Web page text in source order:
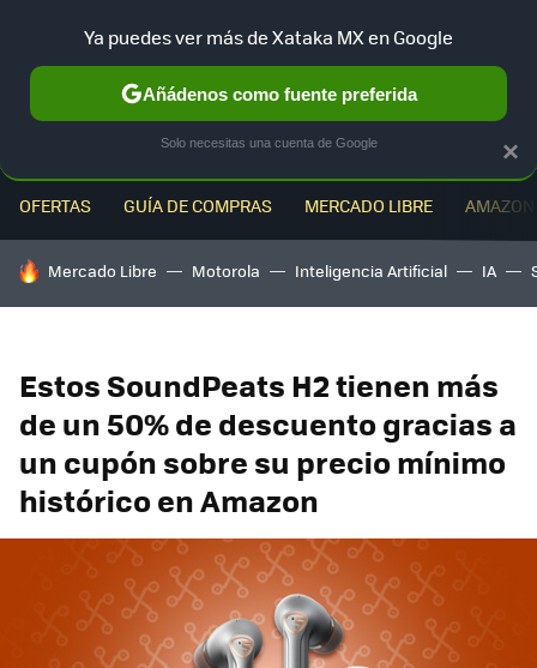
OFERTAS GUÍA DE COMPRAS MERCADO LIBRE
HOY SE HABLA DE
Mercado Libre Motorola Inteligencia Artificial IA
Estos SoundPeats H2 tienen más
de un 50% de descuento gracias a
un cupón sobre su precio mínimo
histórico en Amazon
×
Ya puedes ver más de Xataka MX en Google
Añádenos como fuente preferida
Solo necesitas una cuenta de Google